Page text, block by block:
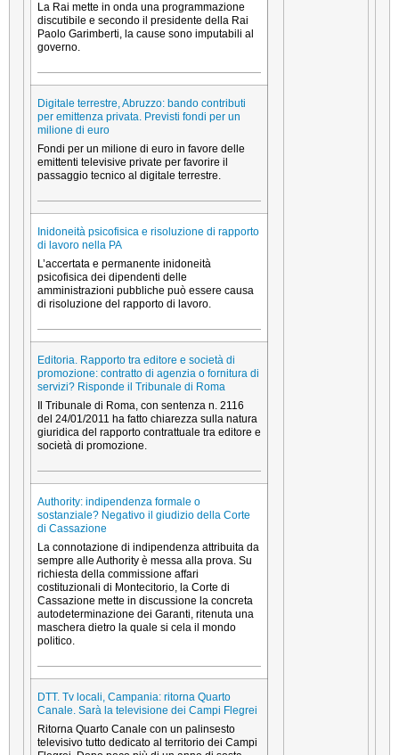
La Rai mette in onda una programmazione
discutibile e secondo il presidente della Rai
Paolo Garimberti, la cause sono imputabili al
governo.
Digitale terrestre, Abruzzo: bando contributi
per emittenza privata. Previsti fondi per un
milione di euro
Fondi per un milione di euro in favore delle
emittenti televisive private per favorire il
passaggio tecnico al digitale terrestre.
Inidoneità psicofisica e risoluzione di rapporto
di lavoro nella PA
L’accertata e permanente inidoneità
psicofisica dei dipendenti delle
amministrazioni pubbliche può essere causa
di risoluzione del rapporto di lavoro.
Editoria. Rapporto tra editore e società di
promozione: contratto di agenzia o fornitura di
servizi? Risponde il Tribunale di Roma
Il Tribunale di Roma, con sentenza n. 2116
del 24/01/2011 ha fatto chiarezza sulla natura
giuridica del rapporto contrattuale tra editore e
società di promozione.
Authority: indipendenza formale o
sostanziale? Negativo il giudizio della Corte
di Cassazione
La connotazione di indipendenza attribuita da
sempre alle Authority è messa alla prova. Su
richiesta della commissione affari
costituzionali di Montecitorio, la Corte di
Cassazione mette in discussione la concreta
autodeterminazione dei Garanti, ritenuta una
maschera dietro la quale si cela il mondo
politico.
DTT. Tv locali, Campania: ritorna Quarto
Canale. Sarà la televisione dei Campi Flegrei
Ritorna Quarto Canale con un palinsesto
televisivo tutto dedicato al territorio dei Campi